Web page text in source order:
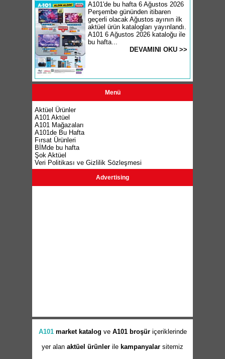
A101'de bu hafta 6 Ağustos 2026
Perşembe gününden itibaren
geçerli olacak Ağustos ayının ilk
aktüel ürün katalogları yayınlandı.
A101 6 Ağustos 2026 kataloğu ile
bu hafta...
DEVAMINI OKU >>
Menü
Aktüel Ürünler
A101 Aktüel
A101 Mağazaları
A101de Bu Hafta
Fırsat Ürünleri
BİMde bu hafta
Şok Aktüel
Veri Politikası ve Gizlilik Sözleşmesi
Advertising
A101 market katalog ve A101 broşüriçeriklerinde
yer alan aktüel ürünler ile kampanyalar sitemiz